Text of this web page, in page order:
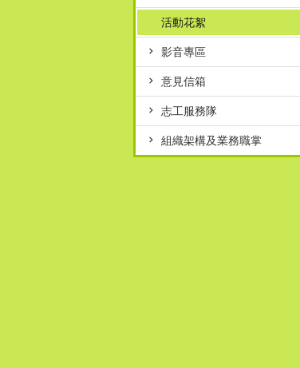
活動花絮
影音專區
意見信箱
志工服務隊
組織架構及業務職掌